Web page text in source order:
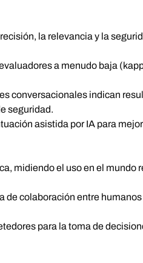
la relevancia y la
a menudo baja
conversacionales indican
seguridad.
asistida por IA para
midiendo el uso en el mundo
de colaboración entre humanos
para la toma de